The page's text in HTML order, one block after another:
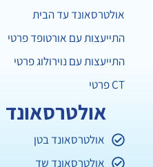
אולטרסאונד עד הבית
התייעצות עם אורטופד פרטי
התייעצות עם נוירולוג פרטי
CT פרטי
אולטרסאונד
אולטרסאונד בטן
אולטרסאונד שד